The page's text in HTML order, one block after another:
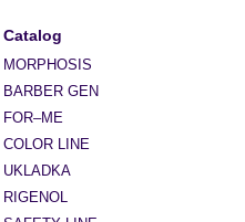
Catalog
MORPHOSIS
BARBER GEN
FOR–ME
COLOR LINE
UKLADKA
RIGENOL